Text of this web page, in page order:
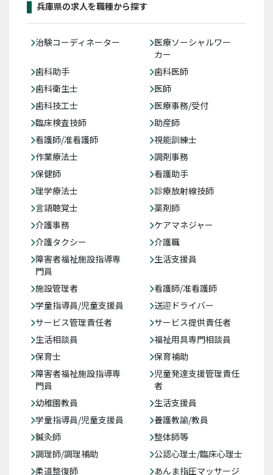
兵庫県の求人を職種から探す
治験コーディネーター
医療ソーシャルワー
カー
歯科助手
歯科医師
歯科衛生士
医師
歯科技工士
医療事務/受付
臨床検査技師
助産師
看護師/准看護師
視能訓練士
作業療法士
調剤事務
保健師
看護助手
理学療法士
診療放射線技師
言語聴覚士
薬剤師
介護事務
ケアマネジャー
介護タクシー
介護職
障害者福祉施設指導専
門員
生活支援員
施設管理者
看護師/准看護師
学童指導員/児童支援員
送迎ドライバー
サービス管理責任者
サービス提供責任者
生活相談員
福祉用具専門相談員
保育士
保育補助
障害者福祉施設指導専
門員
児童発達支援管理責任
者
幼稚園教員
生活支援員
学童指導員/児童支援員
養護教諭/教員
鍼灸師
整体師等
調理師/調理補助
公認心理士/臨床心理士
柔道整復師
あんま指圧マッサージ